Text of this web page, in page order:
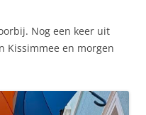
Nog een keer uit
Kissimmee en morgen